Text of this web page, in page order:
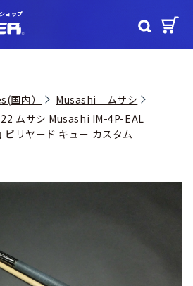
ョップ
国内）
Musashi ムサシ
ムサシ Musashi IM-4P-EAL
ビリヤード キュー カスタム